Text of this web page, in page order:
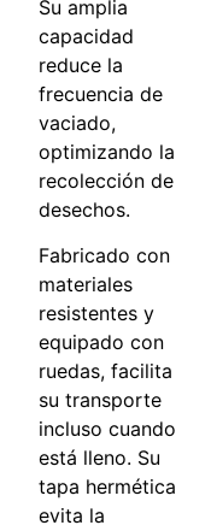
Su amplia
capacidad
reduce la
frecuencia de
vaciado,
optimizando la
recolección de
desechos.
Fabricado con
materiales
resistentes y
equipado con
ruedas, facilita
su transporte
incluso cuando
está lleno. Su
tapa hermética
evita la